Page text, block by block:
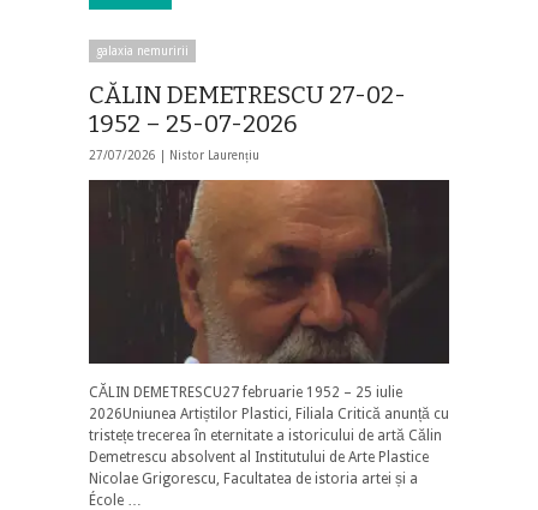
galaxia nemuririi
CĂLIN DEMETRESCU 27-02-
1952 – 25-07-2026
27/07/2026 | Nistor Laurențiu
CĂLIN DEMETRESCU27 februarie 1952 – 25 iulie
2026Uniunea Artiștilor Plastici, Filiala Critică anunță cu
tristețe trecerea în eternitate a istoricului de artă Călin
Demetrescu absolvent al Institutului de Arte Plastice
Nicolae Grigorescu, Facultatea de istoria artei și a
École …